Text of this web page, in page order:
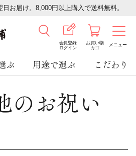
お届け。8,000円以上購入で送料無料。
会員登録
ログイン
お買い物
カゴ
メニュー
ぶ 用途で選ぶ こだわり
のお祝い